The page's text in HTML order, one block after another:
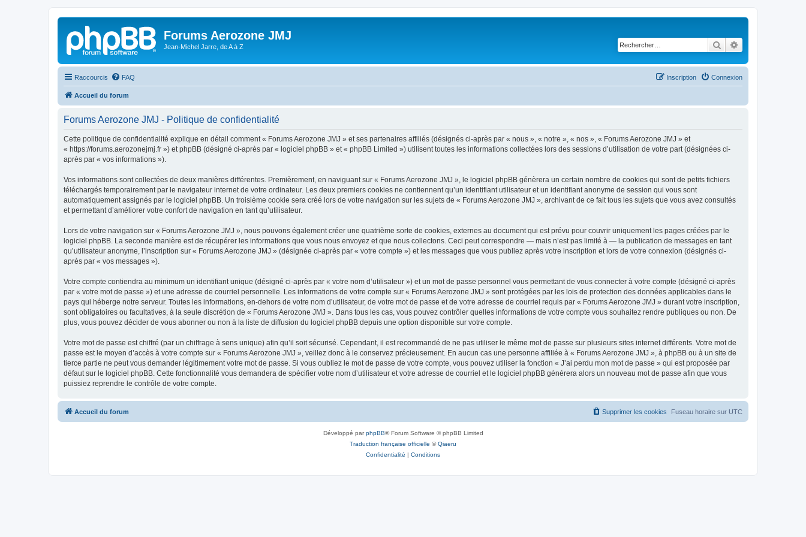
Forums Aerozone JMJ
Jean-Michel Jarre, de A à Z Rechercher
Raccourcis FAQ Connexion
Inscription
Accueil du forum
Forums Aerozone JMJ - Politique de confidentialité
Cette politique de confidentialité explique en détail comment « Forums Aerozone JMJ » et ses partenaires affiliés (désignés ci-après par « nous », « notre », « nos », « Forums Aerozone JMJ » et
« https://forums.aerozonejmj.fr ») et phpBB (désigné ci-après par « logiciel phpBB » et « phpBB Limited ») utilisent toutes les informations collectées lors des sessions d’utilisation de votre part (désignées ci-
après par « vos informations »).
Vos informations sont collectées de deux manières différentes. Premièrement, en naviguant sur « Forums Aerozone JMJ », le logiciel phpBB génèrera un certain nombre de cookies qui sont de petits fichiers
téléchargés temporairement par le navigateur internet de votre ordinateur. Les deux premiers cookies ne contiennent qu’un identifiant utilisateur et un identifiant anonyme de session qui vous sont
automatiquement assignés par le logiciel phpBB. Un troisième cookie sera créé lors de votre navigation sur les sujets de « Forums Aerozone JMJ », archivant de ce fait tous les sujets que vous avez consultés
et permettant d’améliorer votre confort de navigation en tant qu’utilisateur.
Lors de votre navigation sur « Forums Aerozone JMJ », nous pouvons également créer une quatrième sorte de cookies, externes au document qui est prévu pour couvrir uniquement les pages créées par le
logiciel phpBB. La seconde manière est de récupérer les informations que vous nous envoyez et que nous collectons. Ceci peut correspondre — mais n’est pas limité à — la publication de messages en tant
qu’utilisateur anonyme, l’inscription sur « Forums Aerozone JMJ » (désignée ci-après par « votre compte ») et les messages que vous publiez après votre inscription et lors de votre connexion (désignés ci-
après par « vos messages »).
Votre compte contiendra au minimum un identifiant unique (désigné ci-après par « votre nom d’utilisateur ») et un mot de passe personnel vous permettant de vous connecter à votre compte (désigné ci-après
par « votre mot de passe ») et une adresse de courriel personnelle. Les informations de votre compte sur « Forums Aerozone JMJ » sont protégées par les lois de protection des données applicables dans le
pays qui héberge notre serveur. Toutes les informations, en-dehors de votre nom d’utilisateur, de votre mot de passe et de votre adresse de courriel requis par « Forums Aerozone JMJ » durant votre inscription,
sont obligatoires ou facultatives, à la seule discrétion de « Forums Aerozone JMJ ». Dans tous les cas, vous pouvez contrôler quelles informations de votre compte vous souhaitez rendre publiques ou non. De
plus, vous pouvez décider de vous abonner ou non à la liste de diffusion du logiciel phpBB depuis une option disponible sur votre compte.
Votre mot de passe est chiffré (par un chiffrage à sens unique) afin qu’il soit sécurisé. Cependant, il est recommandé de ne pas utiliser le même mot de passe sur plusieurs sites internet différents. Votre mot de
passe est le moyen d’accès à votre compte sur « Forums Aerozone JMJ », veillez donc à le conservez précieusement. En aucun cas une personne affiliée à « Forums Aerozone JMJ », à phpBB ou à un site de
tierce partie ne peut vous demander légitimement votre mot de passe. Si vous oubliez le mot de passe de votre compte, vous pouvez utiliser la fonction « J’ai perdu mon mot de passe » qui est proposée par
défaut sur le logiciel phpBB. Cette fonctionnalité vous demandera de spécifier votre nom d’utilisateur et votre adresse de courriel et le logiciel phpBB générera alors un nouveau mot de passe afin que vous
puissiez reprendre le contrôle de votre compte.
Accueil du forum Fuseau horaire sur UTC
Supprimer les cookies
Développé parphpBB® Forum Software © phpBB Limited
Traduction française officielle ©Qiaeru
Confidentialité | Conditions